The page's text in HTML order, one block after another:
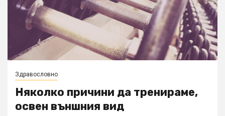
Здравословно
Няколко причини да тренираме,
освен външния вид